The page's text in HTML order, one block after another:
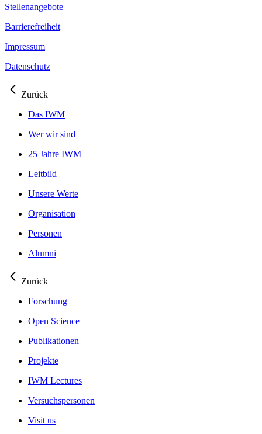
Stellenangebote
Barrierefreiheit
Impressum
Datenschutz
Zurück
Das IWM
Wer wir sind
25 Jahre IWM
Leitbild
Unsere Werte
Organisation
Personen
Alumni
Zurück
Forschung
Open Science
Publikationen
Projekte
IWM Lectures
Versuchspersonen
Visit us